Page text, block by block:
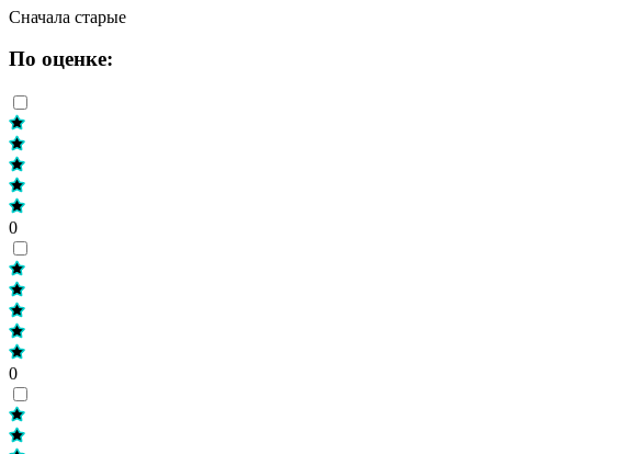
Сначала старые
По оценке:
0
0